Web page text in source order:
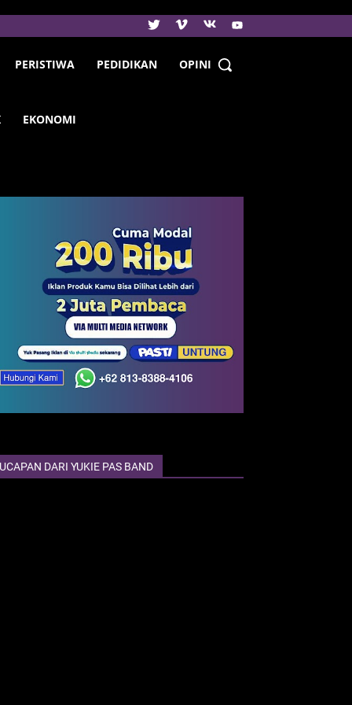
PERISTIWA PEDIDIKAN OPINI
EKONOMI
UCAPAN DARI YUKIE PAS BAND